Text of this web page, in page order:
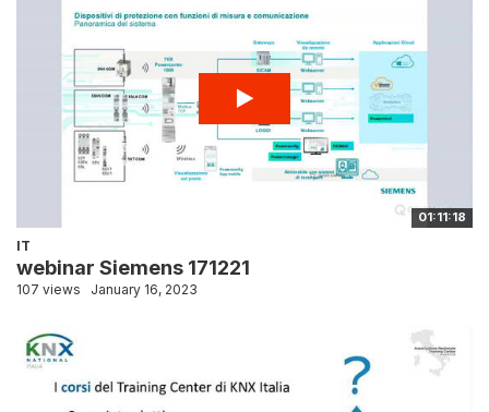
01:11:18
IT
webinar Siemens 171221
107 views January 16, 2023